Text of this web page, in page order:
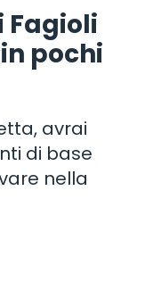
Fagioli
pochi
avrai
di base
nella